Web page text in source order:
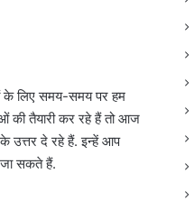
के लिए समय-समय पर हम
की तैयारी कर रहे हैं तो आज
उत्तर दे रहे हैं. इन्हें आप
जा सकते हैं.